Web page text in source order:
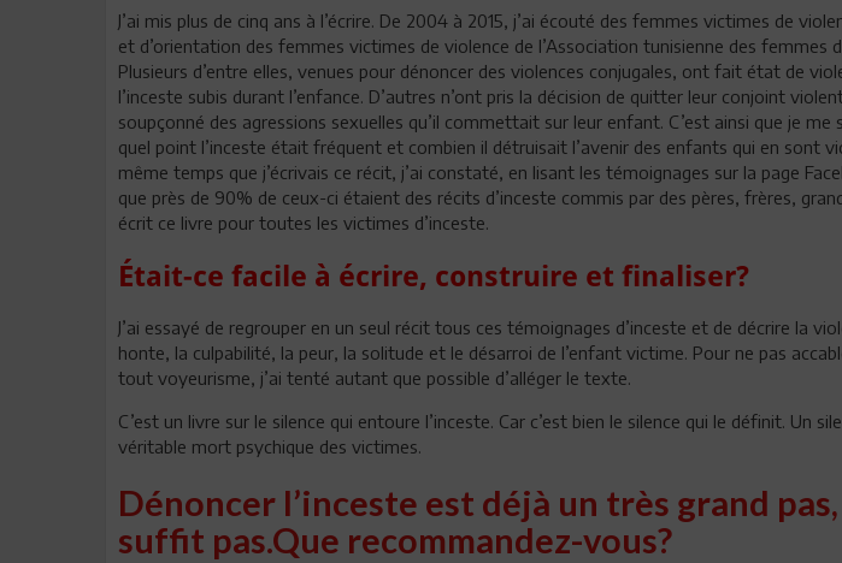
J’ai mis plus de cinq ans à l’écrire. De 2004 à 2015, j’ai écouté des femmes victimes de
et d’orientation des femmes victimes de violence de l’Association tunisienne des femmes
Plusieurs d’entre elles, venues pour dénoncer des violences conjugales, ont fait état de
l’inceste subis durant l’enfance. D’autres n’ont pris la décision de quitter leur conjoint
soupçonné des agressions sexuelles qu’il commettait sur leur enfant. C’est ainsi que je me
quel point l’inceste était fréquent et combien il détruisait l’avenir des enfants qui en sont
même temps que j’écrivais ce récit, j’ai constaté, en lisant les témoignages sur la page
que près de 90% de ceux-ci étaient des récits d’inceste commis par des pères, frères,
écrit ce livre pour toutes les victimes d’inceste.
Était-ce facile à écrire, construire et finaliser?
J’ai essayé de regrouper en un seul récit tous ces témoignages d’inceste et de décrire la
honte, la culpabilité, la peur, la solitude et le désarroi de l’enfant victime. Pour ne pas
tout voyeurisme, j’ai tenté autant que possible d’alléger le texte.
C’est un livre sur le silence qui entoure l’inceste. Car c’est bien le silence qui le définit. Un
véritable mort psychique des victimes.
Dénoncer l’inceste est déjà un très grand
suffit pas.Que recommandez-vous?